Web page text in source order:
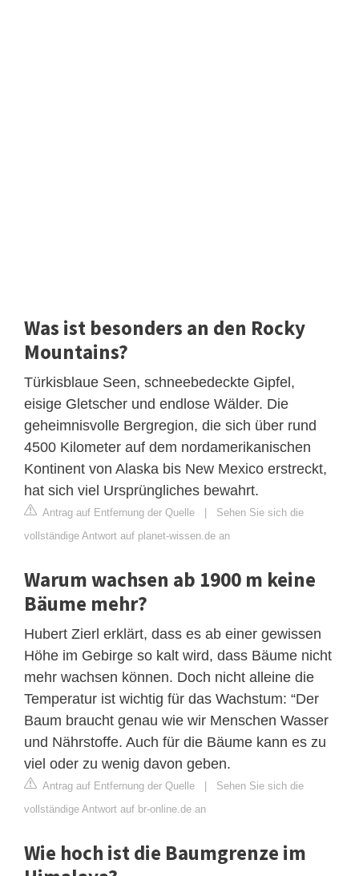
Was ist besonders an den Rocky
Mountains?
Türkisblaue Seen, schneebedeckte Gipfel,
eisige Gletscher und endlose Wälder. Die
geheimnisvolle Bergregion, die sich über rund
4500 Kilometer auf dem nordamerikanischen
Kontinent von Alaska bis New Mexico erstreckt,
hat sich viel Ursprüngliches bewahrt.
Antrag auf Entfernung der Quelle | Sehen Sie sich die
vollständige Antwort auf planet-wissen.de an
Warum wachsen ab 1900 m keine
Bäume mehr?
Hubert Zierl erklärt, dass es ab einer gewissen
Höhe im Gebirge so kalt wird, dass Bäume nicht
mehr wachsen können. Doch nicht alleine die
Temperatur ist wichtig für das Wachstum: “Der
Baum braucht genau wie wir Menschen Wasser
und Nährstoffe. Auch für die Bäume kann es zu
viel oder zu wenig davon geben.
Antrag auf Entfernung der Quelle | Sehen Sie sich die
vollständige Antwort auf br-online.de an
Wie hoch ist die Baumgrenze im